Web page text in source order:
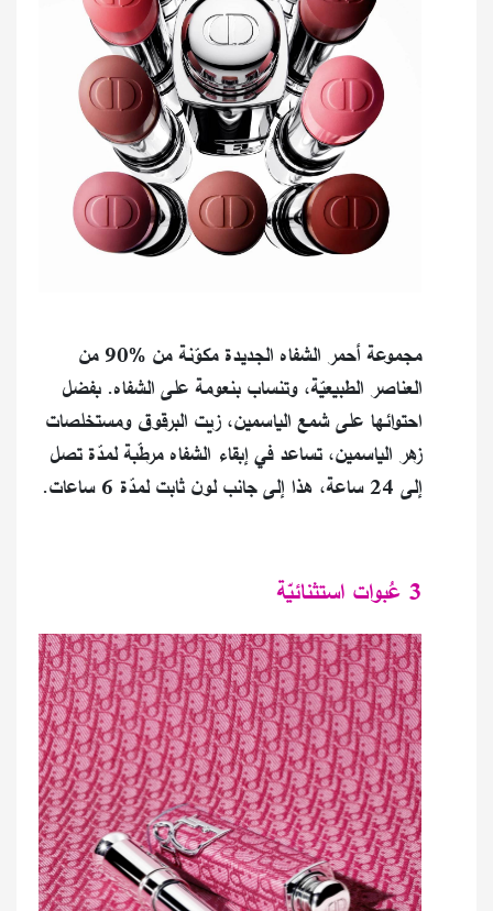
مجموعة أحمر الشفاه الجديدة مكوّنة من %90 من
العناصر الطبيعيّة، وتنساب بنعومة على الشفاه. بفضل
احتوائها على شمع الياسمين، زيت البرقوق ومستخلصات
زهر الياسمين، تساعد في إبقاء الشفاه مرطّبة لمدّة تصل
إلى 24 ساعة، هذا إلى جانب لون ثابت لمدّة 6 ساعات.
3 عُبوات استثنائيّة